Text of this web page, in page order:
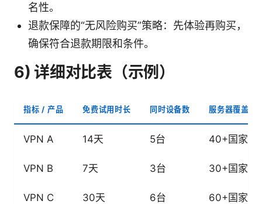
名性。
退款保障的“无风险购买”策略：先体验再购买，
确保符合退款期限和条件。
6) 详细对比表（示例）
指标 / 产品 免费试用时长 同时设备数 服务器覆盖
VPN A 14天 5台 40+国家
VPN B 7天 3台 30+国家
VPN C 30天 6台 60+国家